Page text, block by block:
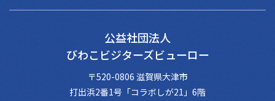
公益社団法人
びわこビジターズビューロー
〒520-0806 滋賀県大津市
打出浜2番1号「コラボしが21」6階